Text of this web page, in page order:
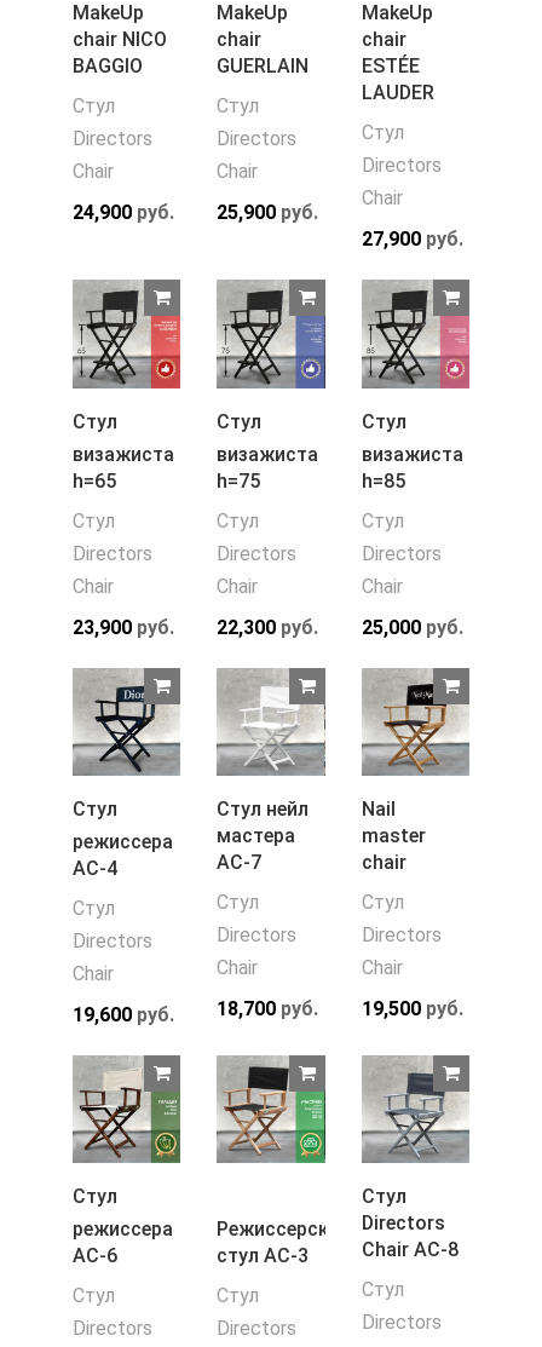
MakeUp
chair NICO
BAGGIO
Стул
Directors
Chair
24,900 руб.
MakeUp
chair
GUERLAIN
Стул
Directors
Chair
25,900 руб.
MakeUp
chair
ESTÉE
LAUDER
Стул
Directors
Chair
27,900руб.
Стул
визажиста
h=65
Стул
Directors
Chair
23,900 руб.
Стул
визажиста
h=75
Стул
Directors
Chair
22,300 руб.
Стул
визажиста
h=85
Стул
Directors
Chair
25,000руб.
Стул
режиссера
АС-4
Стул
Directors
Chair
19,600 руб.
Стул нейл
мастера
АС-7
Стул
Directors
Chair
18,700 руб.
Nail
master
chair
Стул
Directors
Chair
19,500руб.
Стул
режиссера
АС-6
Стул
Directors
Режиссерский
стул АС-3
Стул
Directors
Стул
Directors
Chair АС-8
Стул
Directors